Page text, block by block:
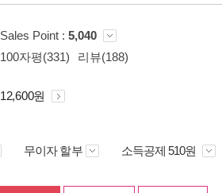
Sales Point : 5,040
100자평(331) 리뷰(188)
12,600원
무이자 할부 소득공제 510원